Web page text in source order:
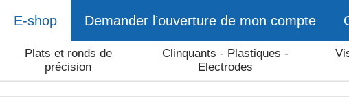
E-shop Demander l’ouverture de mon compte
Plats et ronds de
précision
Clinquants - Plastiques -
Electrodes